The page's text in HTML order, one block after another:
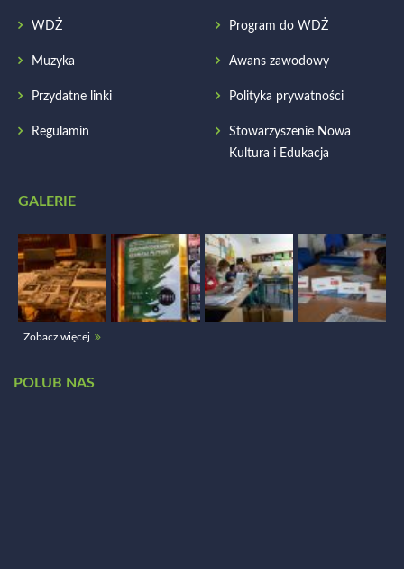
WDŻ Program do WDŻ
Muzyka Awans zawodowy
Przydatne linki Polityka prywatności
Regulamin
Stowarzyszenie Nowa
Kultura i Edukacja
GALERIE
Zobacz więcej
POLUB NAS